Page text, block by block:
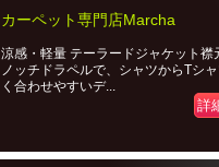
カーペット専門店Marcha
涼感・軽量 テーラードジャケット襟
ノッチドラペルで、シャツからTシ
く合わせやすいデ...
詳